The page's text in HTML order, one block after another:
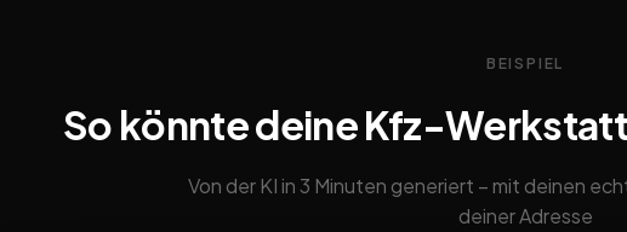
BEISPIEL
So könnte deine Kfz-
Von der KI in 3 Minuten generiert – mit deinen
deiner Adresse